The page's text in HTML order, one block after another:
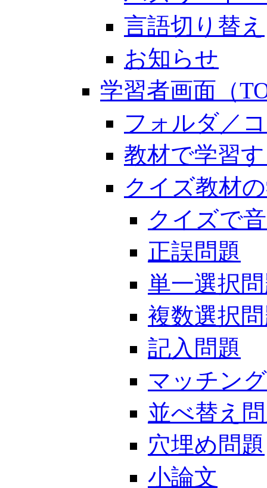
言語切り替え
お知らせ
学習者画面（
フォルダ／
教材で学習
クイズ教材
クイズで
正誤問題
単一選択
複数選択
記入問題
マッチン
並べ替え
穴埋め問題
小論文